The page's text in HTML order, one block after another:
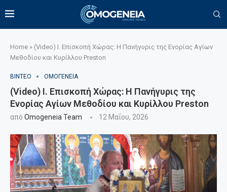
Home » (Video) Ι. Επισκοπή Χώρας: Η Πανήγυρις της Ενορίας Αγίων
Μεθοδίου και Κυρίλλου Preston
ΒΙΝΤΕΟ ΟΜΟΓΕΝΕΙΑ
(Video) Ι. Επισκοπή Χώρας: Η Πανήγυρις της
Ενορίας Αγίων Μεθοδίου και Κυρίλλου Preston
από Omogeneia Team 12 Μαΐου, 2026